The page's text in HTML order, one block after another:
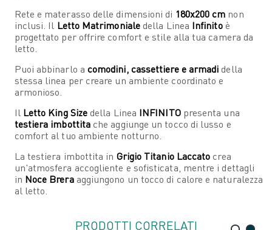
Rete e materasso delle dimensioni di 180x200 cm non
inclusi. Il Letto Matrimonialedella Linea Infinitoè
progettato per offrire comfort e stile alla tua camera da
letto.
Puoi abbinarlo a comodini, cassettiere e armadidella
stessa linea per creare un ambiente coordinato e
armonioso.
Il Letto King Sizedella Linea INFINITOpresenta una
testiera imbottita che aggiunge un tocco di lusso e
comfort al tuo ambiente notturno.
La testiera imbottita in Grigio Titanio Laccato crea
un'atmosfera accogliente e sofisticata, mentre i dettagli
in Noce Breraaggiungono un tocco di calore e naturalezza
al letto.
PRODOTTI CORRELATI